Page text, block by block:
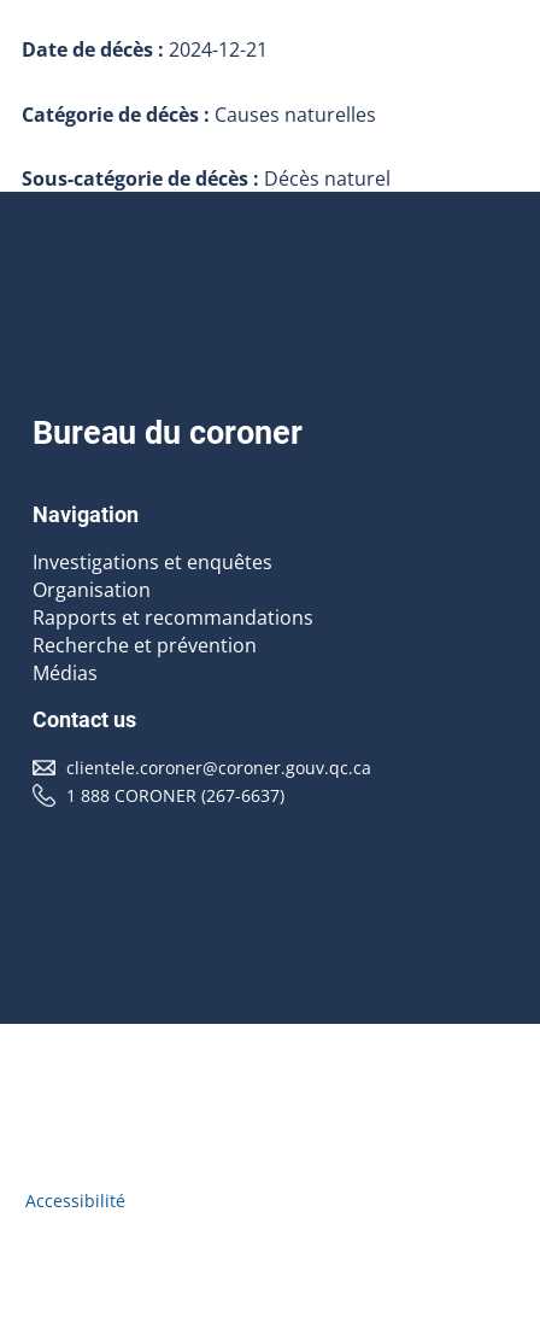
Date de décès : 2024-12-21
Catégorie de décès : Causes naturelles
Sous-catégorie de décès : Décès naturel
Bureau du coroner
Navigation
Investigations et enquêtes
Organisation
Rapports et recommandations
Recherche et prévention
Médias
Contact us
clientele.coroner@coroner.gouv.qc.ca
1 888 CORONER (267-6637)
Accessibilité